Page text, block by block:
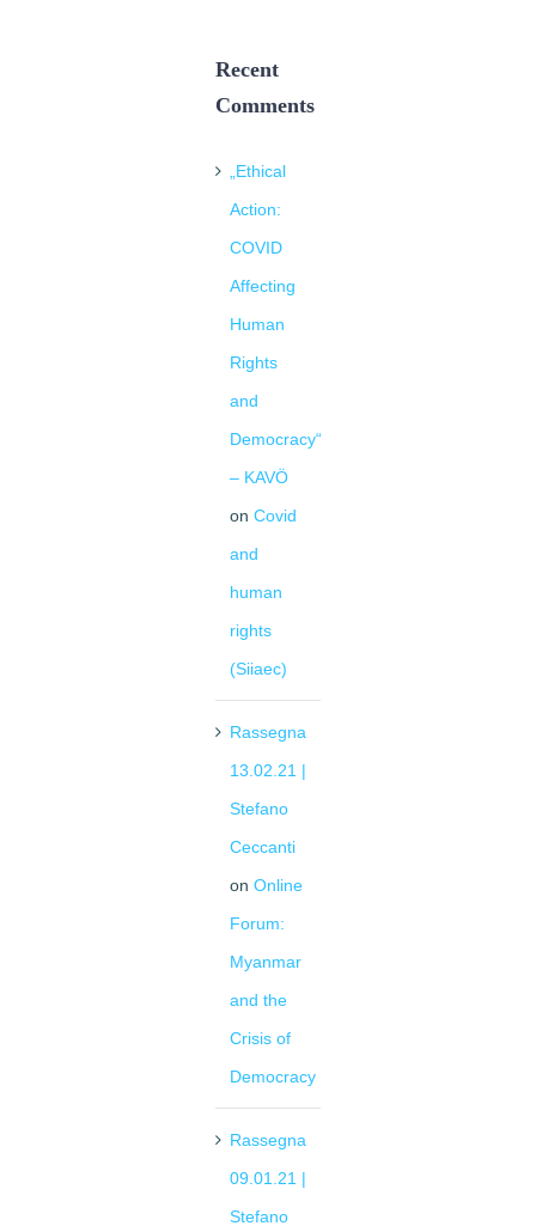
Recent
Comments
„Ethical
Action:
COVID
Affecting
Human
Rights
and
Democracy“
– KAVÖ
on Covid
and
human
rights
(Siiaec)
Rassegna
13.02.21 |
Stefano
Ceccanti
on Online
Forum:
Myanmar
and the
Crisis of
Democracy
Rassegna
09.01.21 |
Stefano